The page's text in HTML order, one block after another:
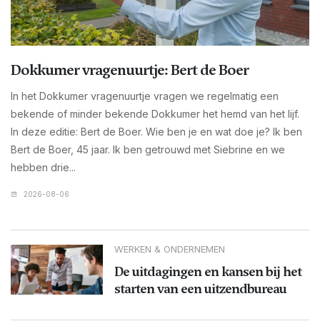
Dokkumer vragenuurtje: Bert de Boer
In het Dokkumer vragenuurtje vragen we regelmatig een
bekende of minder bekende Dokkumer het hemd van het lijf.
In deze editie: Bert de Boer. Wie ben je en wat doe je? Ik ben
Bert de Boer, 45 jaar. Ik ben getrouwd met Siebrine en we
hebben drie...
2026-08-06
WERKEN & ONDERNEMEN
De uitdagingen en kansen bij het
starten van een uitzendbureau